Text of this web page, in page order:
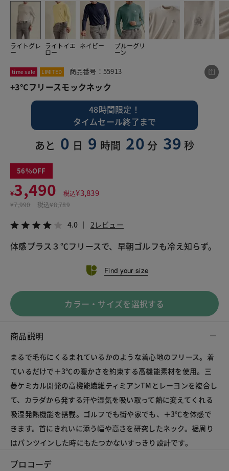
ライトグレ
ー
ライトイエ
ロー
ネイビー ブルーグリ
ーン
time sale LIMITED 商品番号：55913
+3°Cフリースモックネック
48時間限定！
タイムセール終了まで
あと 0 日 9 時間 20 分 38 秒
56
¥3,490 税込¥3,839
¥7,990 税込¥8,789
4.0 2レビュー
体感プラス３℃フリースで、早朝ゴルフも冷え知らず。
Find your size
カラー・サイズを選択する
商品説明
まるで毛布にくるまれているかのような着心地のフリース。着
ているだけで＋3℃の暖かさを約束する高機能素材を使用。三
菱ケミカル開発の高機能繊維ティミアンTMとレーヨンを複合し
て、カラダから発する汗や湿気を吸い取って熱に変えてくれる
吸湿発熱機能を搭載。ゴルフでも街や家でも、＋3℃を体感で
きます。首にきれいに添う幅や高さを研究したネック。裾周り
はパンツインした時にもたつかないすっきり設計です。
プロコーデ
この商品をシェアする
+3°Cフリースモックネック
¥3,490 税込¥3,839
4.0 2レビュー